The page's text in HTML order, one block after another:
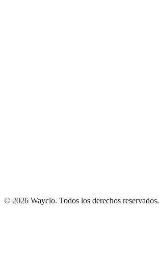
© 2026 Wayclo. Todos los derechos reservados.